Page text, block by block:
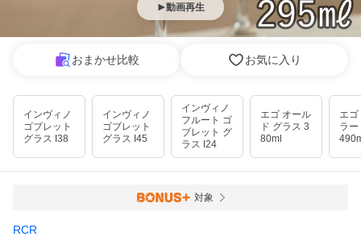
動画再生
おまかせ比較 お気に入り
インヴィノ
ゴブレット
グラス I38
インヴィノ
ゴブレット
グラス I45
インヴィノ
フルート ゴ
ブレット グ
ラス I24
エゴ オール
ド グラス 3
80ml
エゴ
ラー
対象
RCR